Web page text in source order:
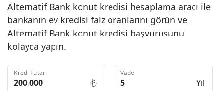
Alternatif Bank konut kredisi hesaplama aracı ile
bankanın ev kredisi faiz oranlarını görün ve
Alternatif Bank konut kredisi başvurusunu
kolayca yapın.
Kredi Tutarı Vade
Yıl